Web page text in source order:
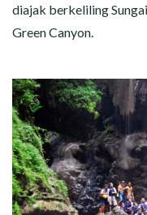
diajak berkeliling
Green Canyon.